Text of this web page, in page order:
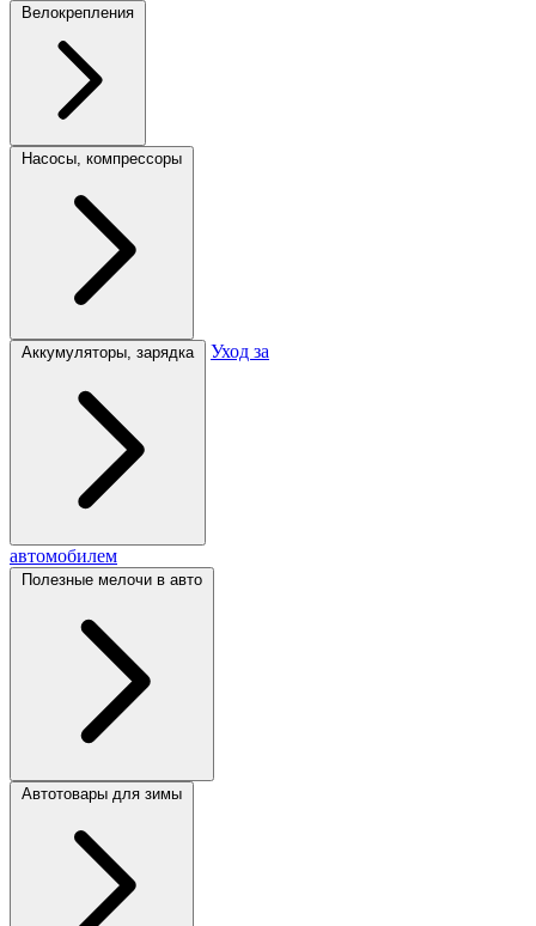
Велокрепления
Насосы, компрессоры
Аккумуляторы, зарядка Уход за
автомобилем
Полезные мелочи в авто
Автотовары для зимы